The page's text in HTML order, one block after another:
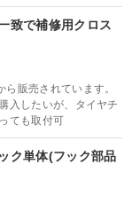
致で補修用クロス
販売されています。
入したいが、タイヤチ
ても取付可
ク単体(フック部品